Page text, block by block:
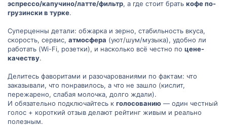
л
о
с
о
с
эспрессо/капучино/латте/фильтр, а где стоит брать кофе по-
грузински в турке.
Суперценны детали: обжарка и зерно, стабильность вкуса,
скорость, сервис, атмосфера (уют/шум/музыка), удобно ли
работать (Wi-Fi, розетки), и насколько всё честно по цене-
качеству.
Делитесь фаворитами и разочарованиями по фактам: что
заказывали, что понравилось, а что не зашло (кислит,
пережарено, слабая молочка, долго ждали).
И обязательно подключайтесь к голосованию — один честный
голос + короткий отзыв делают рейтинг живым и реально
полезным.